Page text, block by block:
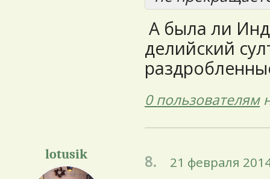
А была ли
делийский
0 пользователям
lotusik 8. 21 февраля